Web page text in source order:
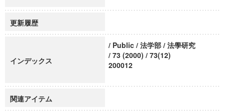
更新履歴
インデックス
/ Public / 法学部 / 法學研究
/ 73 (2000) / 73(12)
200012
関連アイテム